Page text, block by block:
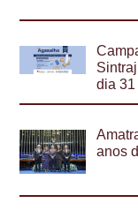
dia
anos